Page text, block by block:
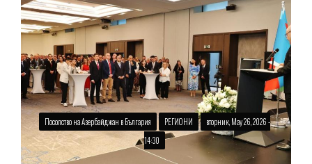
Посолство на Азербайджан в България РЕГИОНИ
вторник, May 26, 2026 -
14:30